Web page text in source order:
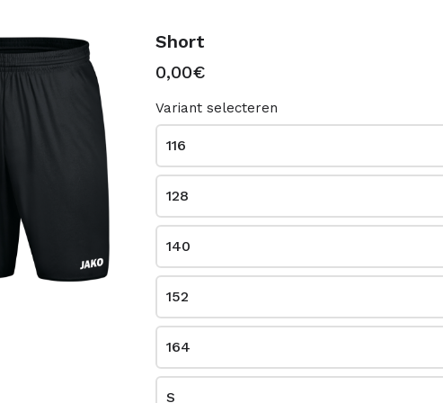
Uitgangst-shirt
0,00€
0,00€
Short
0,00€
Variant selecteren
116
128
140
152
164
S